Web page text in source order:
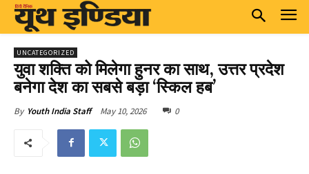
UNCATEGORIZED
युवा शक्ति को मिलेगा हुनर का साथ, उत्तर प्रदेश
बनेगा देश का सबसे बड़ा ‘स्किल हब’
By Youth India Staff May 10, 2026 0